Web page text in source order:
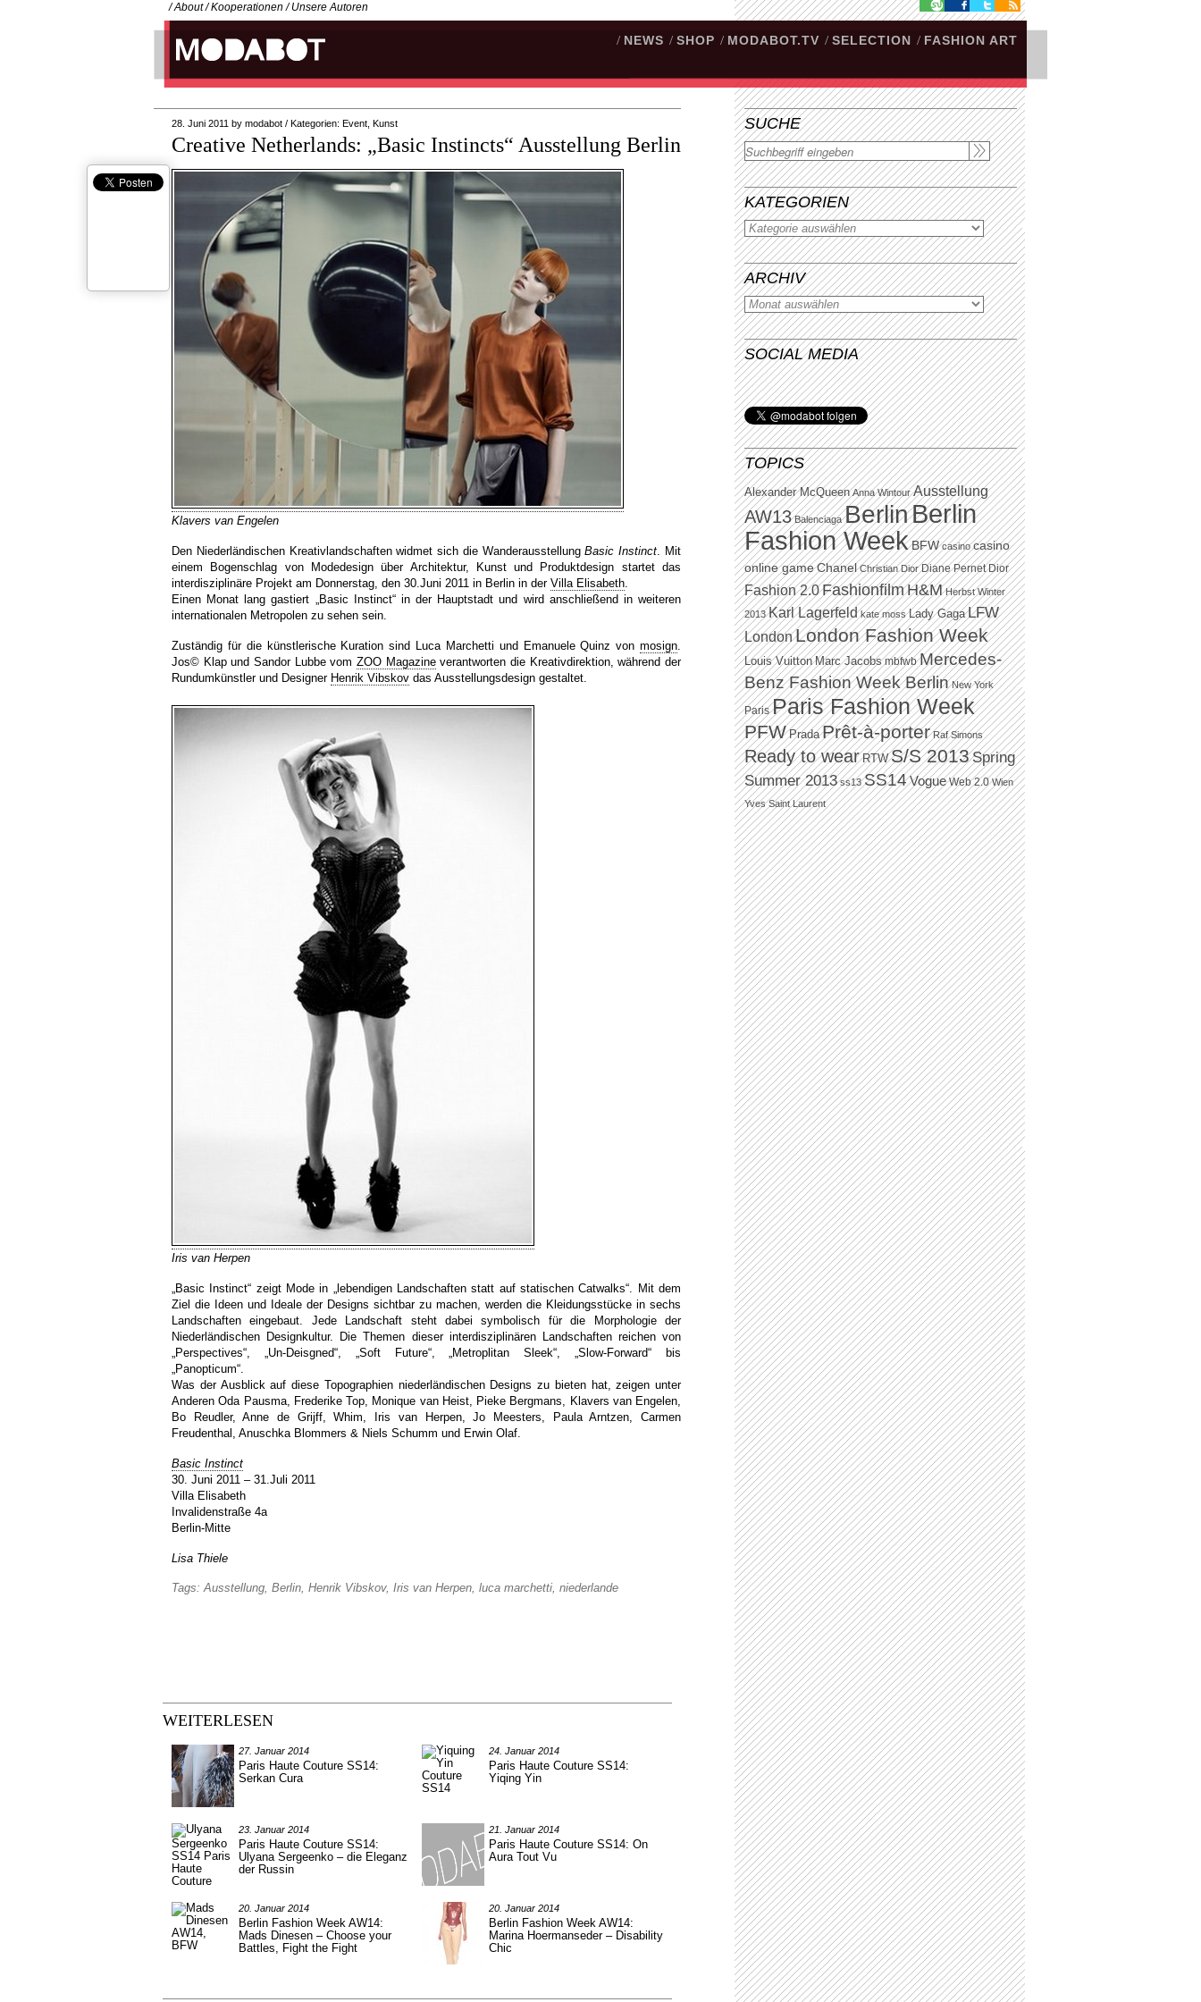
/ About / Kooperationen / Unsere Autoren
/ NEWS / SHOP / MODABOT.TV / SELECTION / FASHION ART
SUCHE
Suchen
KATEGORIEN
ARCHIV
SOCIAL MEDIA
TOPICS
Alexander McQueen Anna Wintour Ausstellung
AW13 Balenciaga BerlinBerlin
Fashion WeekBFW casino casino
online game Chanel Christian Dior Diane Pernet Dior
Fashion 2.0FashionfilmH&M Herbst Winter
2013 Karl Lagerfeld kate moss Lady Gaga LFW
LondonLondon Fashion Week
Louis Vuitton Marc Jacobs mbfwb Mercedes-
Benz Fashion Week Berlin New York
Paris Paris Fashion Week
PFW Prada Prêt-à-porter Raf Simons
Ready to wear RTW S/S 2013Spring
Summer 2013 ss13 SS14Vogue Web 2.0 Wien
Yves Saint Laurent
28. Juni 2011 by modabot / Kategorien: Event Kunst
Creative Netherlands: „Basic Instincts“ Ausstellung Berlin
Klavers van Engelen
Den Niederländischen Kreativlandschaften widmet sich die WanderausstellungBasic Instinct. Mit
einem Bogenschlag von Modedesign über Architektur, Kunst und Produktdesign startet das
interdisziplinäre Projekt am Donnerstag, den 30.Juni 2011 in Berlin in der Villa Elisabeth.
Einen Monat lang gastiert „Basic Instinct“ in der Hauptstadt und wird anschließend in weiteren
internationalen Metropolen zu sehen sein.
Zuständig für die künstlerische Kuration sind Luca Marchetti und Emanuele Quinz von mosign.
Jos© Klap und Sandor Lubbe vom ZOO Magazineverantworten die Kreativdirektion, während der
Rundumkünstler und Designer Henrik Vibskov das Ausstellungsdesign gestaltet.
Iris van Herpen
„Basic Instinct“ zeigt Mode in „lebendigen Landschaften statt auf statischen Catwalks“. Mit dem
Ziel die Ideen und Ideale der Designs sichtbar zu machen, werden die Kleidungsstücke in sechs
Landschaften eingebaut. Jede Landschaft steht dabei symbolisch für die Morphologie der
Niederländischen Designkultur. Die Themen dieser interdisziplinären Landschaften reichen von
„Perspectives“, „Un-Deisgned“, „Soft Future“, „Metroplitan Sleek“, „Slow-Forward“ bis
„Panopticum“.
Was der Ausblick auf diese Topographien niederländischen Designs zu bieten hat, zeigen unter
Anderen Oda Pausma, Frederike Top, Monique van Heist, Pieke Bergmans, Klavers van Engelen,
Bo Reudler, Anne de Grijff, Whim, Iris van Herpen, Jo Meesters, Paula Arntzen, Carmen
Freudenthal, Anuschka Blommers & Niels Schumm und Erwin Olaf.
Basic Instinct
30. Juni 2011 – 31.Juli 2011
Villa Elisabeth
Invalidenstraße 4a
Berlin-Mitte
Lisa Thiele
Tags: Ausstellung, Berlin, Henrik Vibskov, Iris van Herpen, luca marchetti, niederlande
WEITERLESEN
27. Januar 2014
Paris Haute Couture SS14:
Serkan Cura
24. Januar 2014
Paris Haute Couture SS14:
Yiqing Yin
23. Januar 2014
Paris Haute Couture SS14:
Ulyana Sergeenko – die Eleganz
der Russin
21. Januar 2014
Paris Haute Couture SS14: On
Aura Tout Vu
20. Januar 2014
Berlin Fashion Week AW14:
Mads Dinesen – Choose your
Battles, Fight the Fight
20. Januar 2014
Berlin Fashion Week AW14:
Marina Hoermanseder – Disability
Chic